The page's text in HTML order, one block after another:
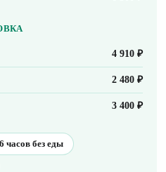
4 910 ₽
2 480 ₽
3 400 ₽
часов без еды